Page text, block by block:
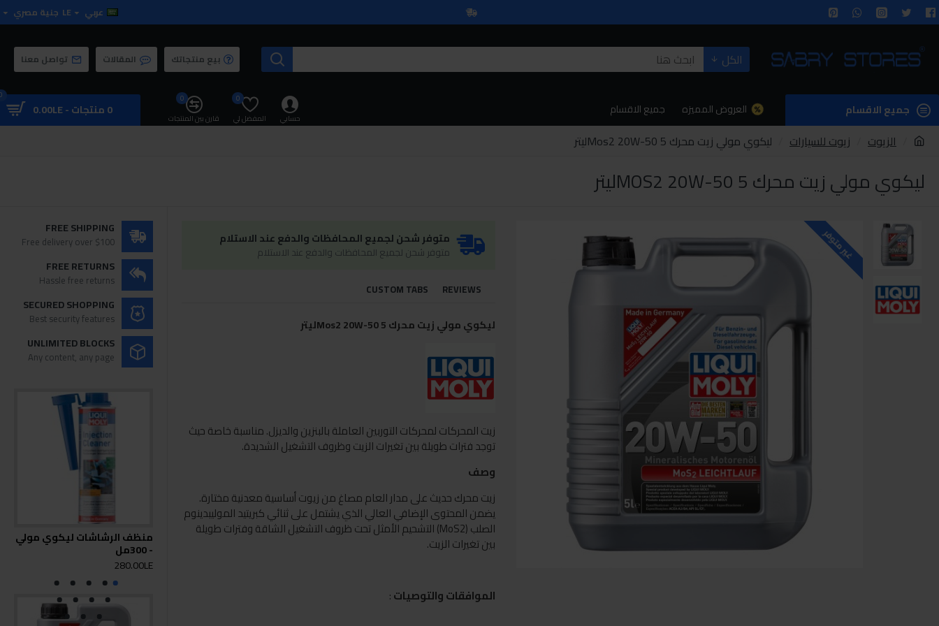
عربي LE جنية مصري
الكل بيع منتجاتك المقالات تواصل معنا
جميع الاقسام العروض المميزه جميع الاقسام
حسابي المفضل لي
0
قارن بين المنتجات
0
0 منتجات - 0.00LE
الزيوت زيوت للسيارات ليكوي مولي زيت محرك Mos2 20W-50 5ليتر
ليكوي مولي زيت محرك MOS2 20W-50 5ليتر
غير متوفر متوفر شحن لجميع المحافظات والدفع عند الاستلام
متوفر شحن لجميع المحافظات والدفع عند الاستلام
REVIEWS
CUSTOM TABS
ليكوي مولي زيت محرك Mos2 20W-50 5ليتر
زيت المحركات لمحركات التوربين العاملة بالبنزين والديزل. مناسبة خاصة حيث
توجد فترات طويلة بين تغيرات الزيت وظروف التشغيل الشديدة.
وصف
زيت محرك حديث على مدار العام مصاغ من زيوت أساسية معدنية مختارة.
يضمن المحتوى الإضافي العالي الذي يشتمل على ثنائي كبريتيد الموليبدينوم
الصلب (MoS2) التشحيم الأمثل تحت ظروف التشغيل الشاقة وفترات طويلة
بين تغيرات الزيت.
الموافقات والتوصيات:
FREE SHIPPING
Free delivery over $100
FREE RETURNS
Hassle free returns
SECURED SHOPPING
Best security features
UNLIMITED BLOCKS
Any content, any page
منظف الرشاشات ليكوي مولي
- 300مل
280.00LE